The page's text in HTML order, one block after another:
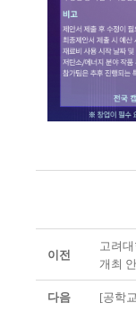
이전
고려
개최
다음 [공학